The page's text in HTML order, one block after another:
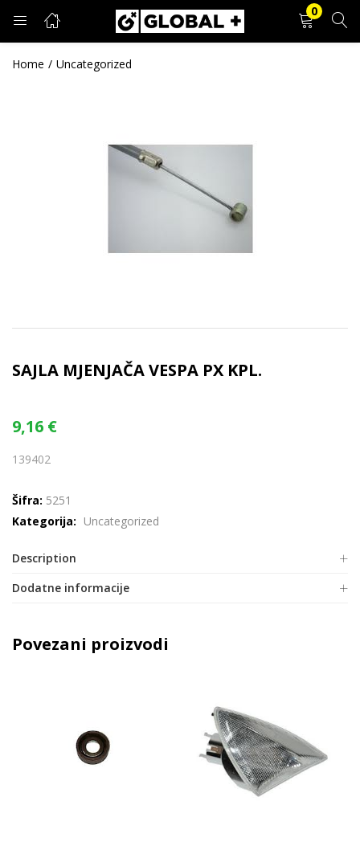
0
PRIJAVA REGISTRACIJA
Home Uncategorized
SAJLA MJENJAČA VESPA PX KPL.
9,16 €
139402
Šifra: 5251
Kategorija: Uncategorized
Description
Dodatne informacije
Povezani proizvodi